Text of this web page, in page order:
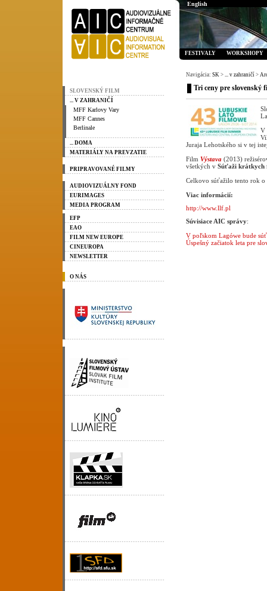
SLOVENSKÝ FILM
... V ZAHRANIČÍ
MFF Karlovy Vary
MFF Cannes
Berlinale
... DOMA
MATERIÁLY NA PREVZATIE
PRIPRAVOVANÉ FILMY
AUDIOVIZUÁLNY FOND
EURIMAGES
MEDIA PROGRAM
EFP
EAO
FILM NEW EUROPE
CINEUROPA
NEWSLETTER
O NÁS
English
FESTIVALY WORKSHOPY
Navigácia: SK > ... v zahraničí >
Tri ceny pre slovenský
V
Juraja Lehotského si v tej
Film Výstava (2013)
všetkých v Súťaži krátkych
Celkovo súťažilo tento rok
Viac informácií:
http://www.llf.pl
Súvisiace AIC správy:
V poľskom Lagówe bude
Úspešný začiatok leta pre